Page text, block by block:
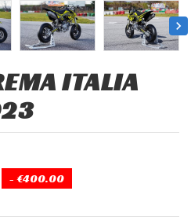

ITALIA
- €400.00